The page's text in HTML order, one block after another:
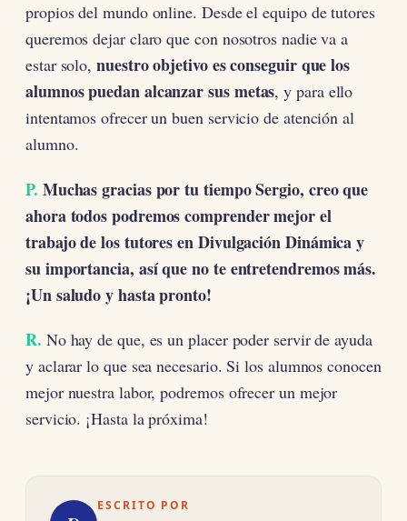
propios del mundo online. Desde el equipo de tutores
queremos dejar claro que con nosotros nadie va a
estar solo,nuestro objetivo es conseguir que los
alumnos puedan alcanzar sus metas, y para ello
intentamos ofrecer un buen servicio de atención al
alumno.
P. Muchas gracias por tu tiempo Sergio, creo que
ahora todos podremos comprender mejor el
trabajo de los tutores en Divulgación Dinámica y
su importancia, así que no te entretendremos más.
¡Un saludo y hasta pronto!
R. No hay de que, es un placer poder servir de ayuda
y aclarar lo que sea necesario. Si los alumnos conocen
mejor nuestra labor, podremos ofrecer un mejor
servicio. ¡Hasta la próxima!
ESCRITO POR